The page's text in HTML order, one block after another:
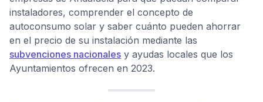
instaladores, comprender el concepto de
autoconsumo solar y saber cuánto pueden ahorrar
en el precio de su instalación mediante las
subvenciones nacionales y ayudas locales que los
Ayuntamientos ofrecen en 2023.